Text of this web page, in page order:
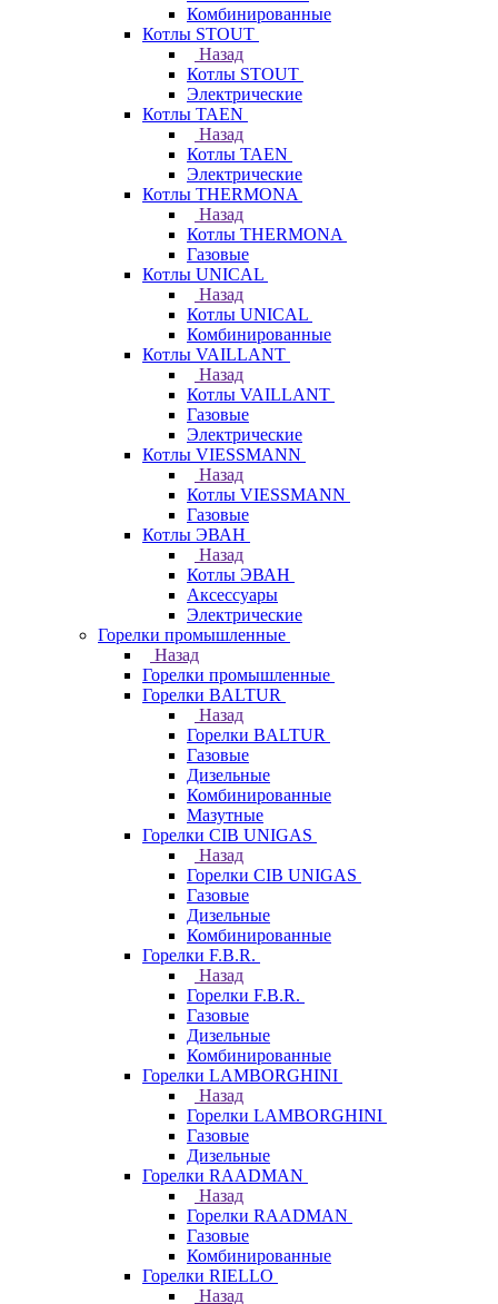
Комбинированные
Котлы STOUT
Назад
Котлы STOUT
Электрические
Котлы TAEN
Назад
Котлы TAEN
Электрические
Котлы THERMONA
Назад
Котлы THERMONA
Газовые
Котлы UNICAL
Назад
Котлы UNICAL
Комбинированные
Котлы VAILLANT
Назад
Котлы VAILLANT
Газовые
Электрические
Котлы VIESSMANN
Назад
Котлы VIESSMANN
Газовые
Котлы ЭВАН
Назад
Котлы ЭВАН
Аксессуары
Электрические
Горелки промышленные
Назад
Горелки промышленные
Горелки BALTUR
Назад
Горелки BALTUR
Газовые
Дизельные
Комбинированные
Мазутные
Горелки CIB UNIGAS
Назад
Горелки CIB UNIGAS
Газовые
Дизельные
Комбинированные
Горелки F.B.R.
Назад
Горелки F.B.R.
Газовые
Дизельные
Комбинированные
Горелки LAMBORGHINI
Назад
Горелки LAMBORGHINI
Газовые
Дизельные
Горелки RAADMAN
Назад
Горелки RAADMAN
Газовые
Комбинированные
Горелки RIELLO
Назад